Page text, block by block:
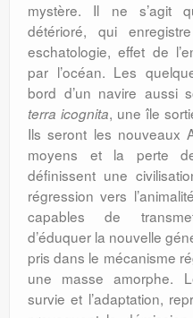
mystère. Il ne s’agit
détérioré, qui
eschatologie, effet de
par l’océan. Les
bord d’un navire aussi
terra icognita, une île
Ils seront les nouveaux
moyens et la perte
définissent une
régression vers
capables de
d’éduquer la nouvelle
pris dans le mécanisme
une masse amorphe.
survie et l’adaptation,